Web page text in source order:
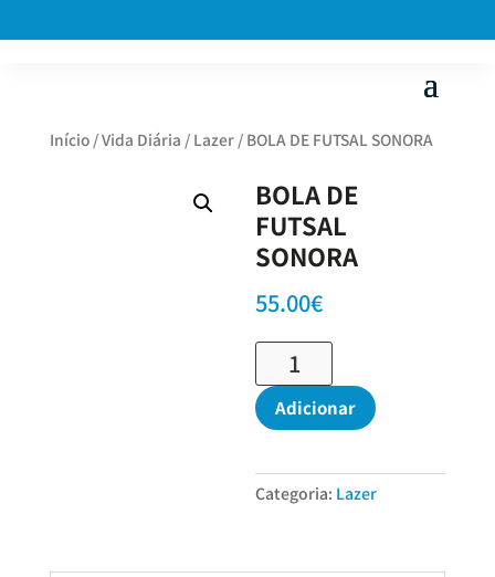
Início/Vida Diária / Lazer/ BOLA DE FUTSAL SONORA
BOLA DE
FUTSAL
SONORA
55.00€
Quantidade
BOLA
DE
SONORA
Adicionar
Categoria: Lazer